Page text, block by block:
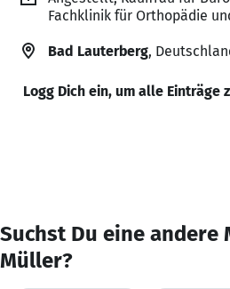
Fachklinik für Orthopädie
Bad Lauterberg,
Logg Dich ein, um alle Einträge
Suchst Du eine andere
Müller?